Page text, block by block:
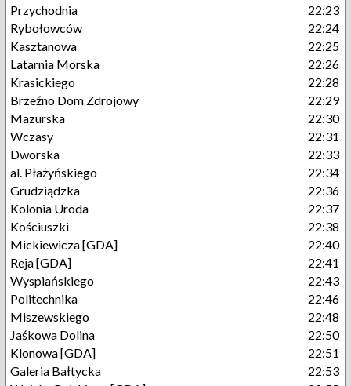
Przychodnia
22:23
Rybołowców
22:24
Kasztanowa
22:25
Latarnia Morska
22:26
Krasickiego
22:28
Brzeźno Dom Zdrojowy
22:29
Mazurska
22:30
Wczasy
22:31
Dworska
22:33
al. Płażyńskiego
22:34
Grudziądzka
22:36
Kolonia Uroda
22:37
Kościuszki
22:38
Mickiewicza [GDA]
22:40
Reja [GDA]
22:41
Wyspiańskiego
22:43
Politechnika
22:46
Miszewskiego
22:48
Jaśkowa Dolina
22:50
Klonowa [GDA]
22:51
Galeria Bałtycka
22:53